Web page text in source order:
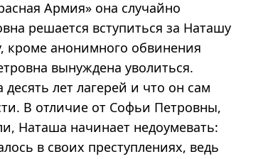
Армия» она случайно
решается вступиться за Наташу
кроме анонимного обвинения
вынуждена уволиться.
лет лагерей и что он сам
В отличие от Софьи Петровны,
Наташа начинает недоумевать:
в своих преступлениях, ведь